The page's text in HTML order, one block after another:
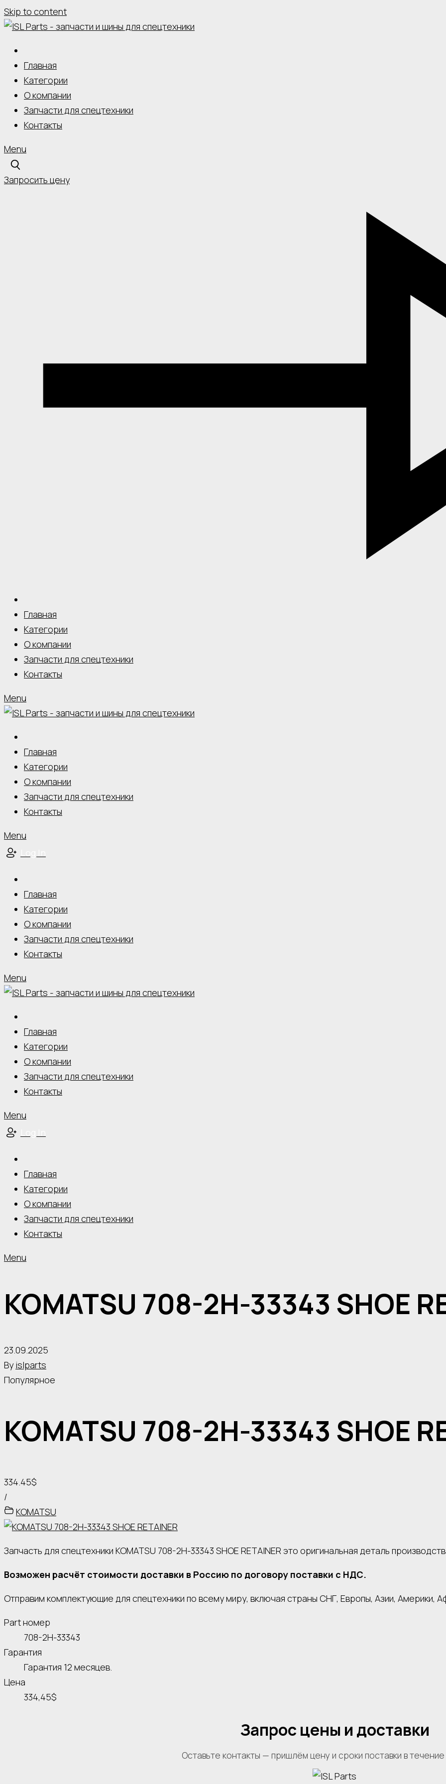
Skip to content
Главная
Категории
О компании
Запчасти для спецтехники
Контакты
Menu
Запросить цену
Главная
Категории
О компании
Запчасти для спецтехники
Контакты
Menu
Главная
Категории
О компании
Запчасти для спецтехники
Контакты
Menu
Главная
Категории
О компании
Запчасти для спецтехники
Контакты
Menu
Главная
Категории
О компании
Запчасти для спецтехники
Контакты
Menu
Главная
Категории
О компании
Запчасти для спецтехники
Контакты
Menu
KOMATSU 708-2H-33343 SHOE
23.09.2025
By islparts
Популярное
KOMATSU 708-2H-33343 SHOE
334.45$
/
KOMATSU
Запчасть для спецтехники KOMATSU 708-2H-33343 SHOE RETAINER это оригинальная деталь
Возможен расчёт стоимости доставки в Россию по договору поставки с НДС.
Отправим комплектующие для спецтехники по всему миру, включая страны СНГ, Европы, Азии, Америки,
Part номер
708-2H-33343
Гарантия
Гарантия 12 месяцев.
Цена
334,45$
Запрос цены и доставки
Оставьте контакты — пришлём цену и сроки поставки в течение